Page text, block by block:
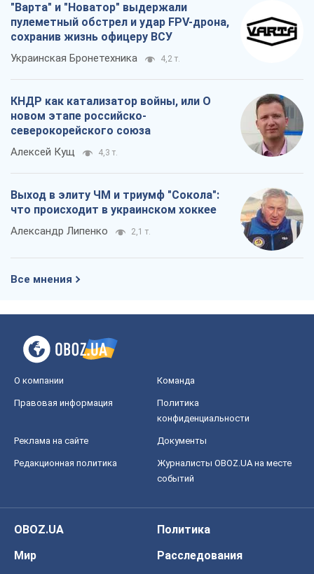
"Варта" и "Новатор" выдержали
пулеметный обстрел и удар FPV-дрона,
сохранив жизнь офицеру ВСУ
Украинская Бронетехника 4,2 т.
КНДР как катализатор войны, или О
новом этапе российско-
северокорейского союза
Алексей Кущ 4,3 т.
Выход в элиту ЧМ и триумф "Сокола":
что происходит в украинском хоккее
Александр Липенко 2,1 т.
Все мнения
О компании Команда
Правовая информация
Политика
конфиденциальности
Реклама на сайте Документы
Редакционная политика
Журналисты OBOZ.UA на месте
событий
OBOZ.UA
Политика
Мир
Расследования